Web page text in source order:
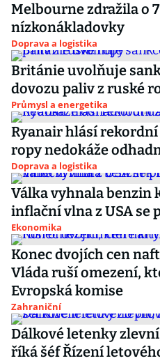
Melbourne zdražila o
nízkonákladovky
Doprava a logistika
Británie uvolňuje
dovozu paliv z ruské
Průmysl a energetika
Ryanair hlásí
ropy nedokáže
Doprava a logistika
Válka vyhnala benzin
inflační vlna z USA se
Ekonomika
Konec dvojích cen
Vláda ruší omezení,
Evropská komise
Zahraniční
Dálkové letenky
říká šéf Řízení